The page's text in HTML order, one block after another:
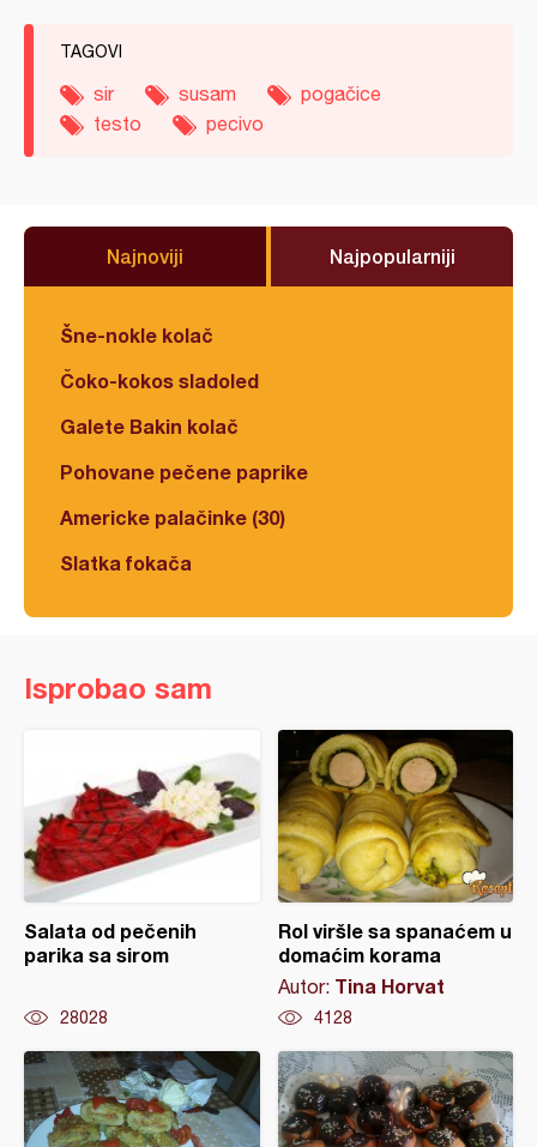
TAGOVI
sir susam
pogačice
testo
pecivo
Najnoviji Najpopularniji
Šne-nokle kolač
Čoko-kokos sladoled
Galete Bakin kolač
Pohovane pečene paprike
Americke palačinke (30)
Slatka fokača
Isprobao sam
Salata od pečenih
parika sa sirom
28028
Rol viršle sa spanaćem u
domaćim korama
Autor: Tina Horvat
4128